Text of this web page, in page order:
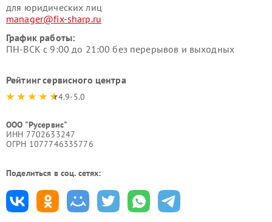
для юридических лиц
manager@fix-sharp.ru
График работы:
ПН-ВСК с 9:00 до 21:00 без перерывов и выходных
Рейтинг сервисного центра
4.9-5.0
ООО "Русервис"
ИНН 7702633247
ОГРН 1077746335776
Поделиться в соц. сетях: